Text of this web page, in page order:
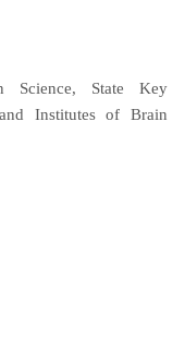
Science, State Key
Institutes of Brain